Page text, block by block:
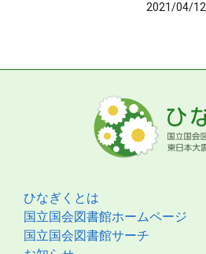
2021/04/12
ひなぎくとは
国立国会図書館ホームページ
国立国会図書館サーチ